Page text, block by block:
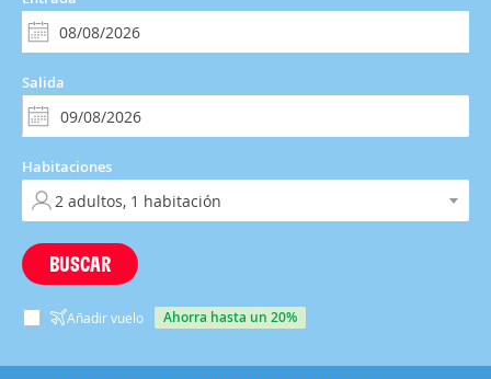
Salida
Habitaciones
BUSCAR
Añadir vuelo ahorra hasta un 20%